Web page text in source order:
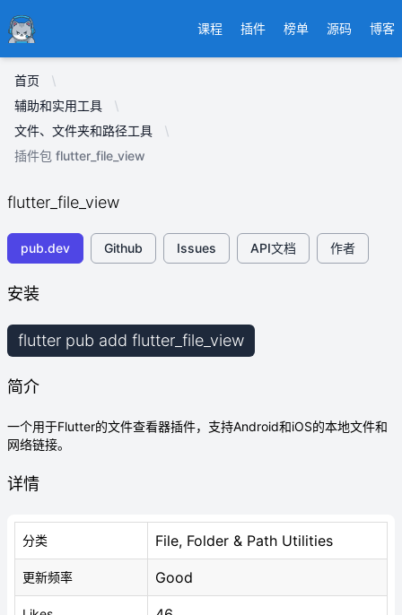
Ducafecat 课程 插件 榜单 源码 博客
首页
辅助和实用工具
文件、文件夹和路径工具
插件包 flutter_file_view
flutter_file_view
pub.dev Github Issues API文档 作者
安装
flutter pub add flutter_file_view
简介
一个用于Flutter的文件查看器插件，支持Android和iOS的本地文件和
网络链接。
详情
分类 File, Folder & Path Utilities
更新频率 Good